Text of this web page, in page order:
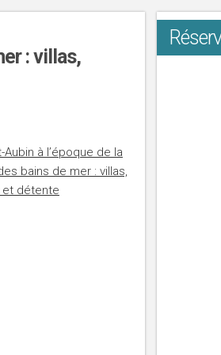
: villas,